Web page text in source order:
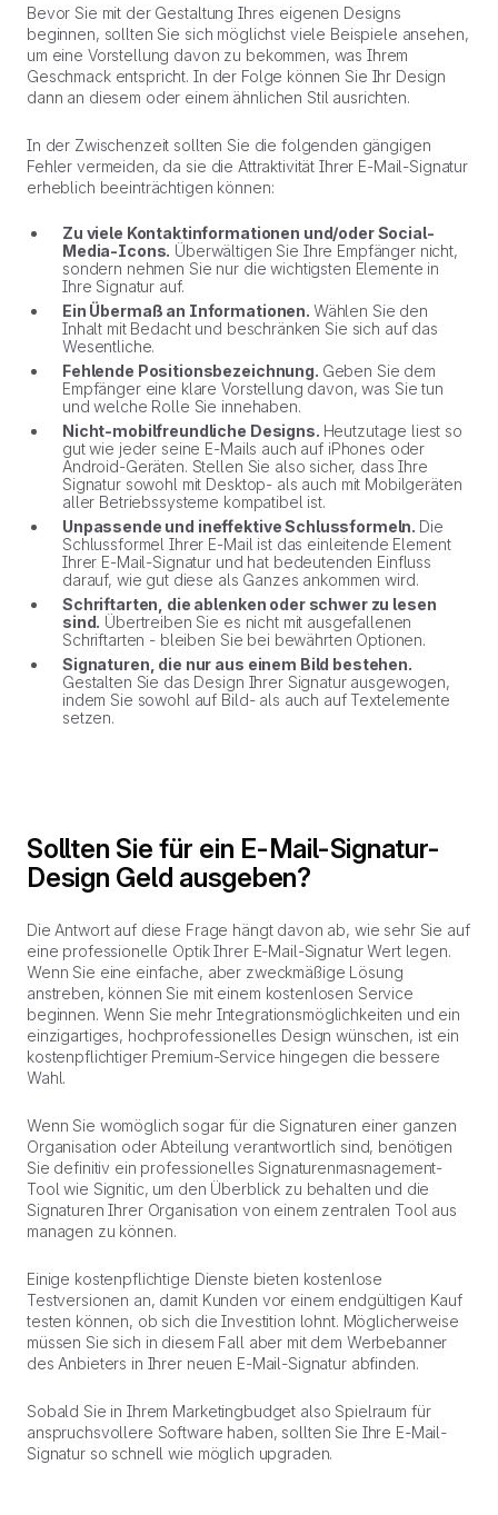
Bevor Sie mit der Gestaltung Ihres eigenen Designs
beginnen, sollten Sie sich möglichst viele Beispiele ansehen,
um eine Vorstellung davon zu bekommen, was Ihrem
Geschmack entspricht. In der Folge können Sie Ihr Design
dann an diesem oder einem ähnlichen Stil ausrichten.
In der Zwischenzeit sollten Sie die folgenden gängigen
Fehler vermeiden, da sie die Attraktivität Ihrer E-Mail-Signatur
erheblich beeinträchtigen können:
Zu viele Kontaktinformationen und/oder Social-
Media-Icons. Überwältigen Sie Ihre Empfänger nicht,
sondern nehmen Sie nur die wichtigsten Elemente in
Ihre Signatur auf.
Ein Übermaß an Informationen. Wählen Sie den
Inhalt mit Bedacht und beschränken Sie sich auf das
Wesentliche.
Fehlende Positionsbezeichnung. Geben Sie dem
Empfänger eine klare Vorstellung davon, was Sie tun
und welche Rolle Sie innehaben.
Nicht-mobilfreundliche Designs. Heutzutage liest so
gut wie jeder seine E-Mails auch auf iPhones oder
Android-Geräten. Stellen Sie also sicher, dass Ihre
Signatur sowohl mit Desktop- als auch mit Mobilgeräten
aller Betriebssysteme kompatibel ist.
Unpassende und ineffektive Schlussformeln. Die
Schlussformel Ihrer E-Mail ist das einleitende Element
Ihrer E-Mail-Signatur und hat bedeutenden Einfluss
darauf, wie gut diese als Ganzes ankommen wird.
Schriftarten, die ablenken oder schwer zu lesen
sind. Übertreiben Sie es nicht mit ausgefallenen
Schriftarten - bleiben Sie bei bewährten Optionen.
Signaturen, die nur aus einem Bild bestehen.
Gestalten Sie das Design Ihrer Signatur ausgewogen,
indem Sie sowohl auf Bild- als auch auf Textelemente
setzen.
Sollten Sie für ein E-Mail-Signatur-
Design Geld ausgeben?
Die Antwort auf diese Frage hängt davon ab, wie sehr Sie auf
eine professionelle Optik Ihrer E-Mail-Signatur Wert legen.
Wenn Sie eine einfache, aber zweckmäßige Lösung
anstreben, können Sie mit einem kostenlosen Service
beginnen. Wenn Sie mehr Integrationsmöglichkeiten und ein
einzigartiges, hochprofessionelles Design wünschen, ist ein
kostenpflichtiger Premium-Service hingegen die bessere
Wahl.
Wenn Sie womöglich sogar für die Signaturen einer ganzen
Organisation oder Abteilung verantwortlich sind, benötigen
Sie definitiv ein professionelles Signaturenmasnagement-
Tool wie Signitic, um den Überblick zu behalten und die
Signaturen Ihrer Organisation von einem zentralen Tool aus
managen zu können.
Einige kostenpflichtige Dienste bieten kostenlose
Testversionen an, damit Kunden vor einem endgültigen Kauf
testen können, ob sich die Investition lohnt. Möglicherweise
müssen Sie sich in diesem Fall aber mit dem Werbebanner
des Anbieters in Ihrer neuen E-Mail-Signatur abfinden.
Sobald Sie in Ihrem Marketingbudget also Spielraum für
anspruchsvollere Software haben, sollten Sie Ihre E-Mail-
Signatur so schnell wie möglich upgraden.